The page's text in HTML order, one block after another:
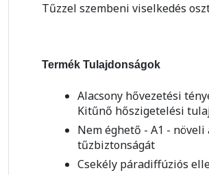
Tűzzel szembeni viselkedés
Termék Tulajdonságok
Alacsony hővezetési
Kitűnő hőszigetelési
Nem éghető - A1 -
tűzbiztonságát
Csekély páradiffúziós